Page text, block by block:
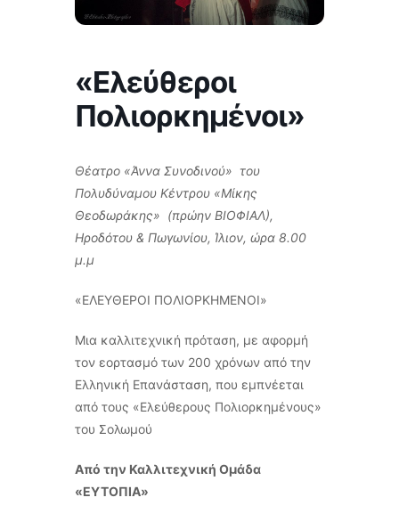
«Ελεύθεροι
Πολιορκημένοι»
Θέατρο «Άννα Συνοδινού» του
Πολυδύναμου Κέντρου «Μίκης
Θεοδωράκης» (πρώην ΒΙΟΦΙΑΛ),
Ηροδότου & Πωγωνίου, Ίλιον, ώρα 8.00
μ.μ
«ΕΛΕΥΘΕΡΟΙ ΠΟΛΙΟΡΚΗΜΕΝΟΙ»
Μια καλλιτεχνική πρόταση, με αφορμή
τον εορτασμό των 200 χρόνων από την
Ελληνική Επανάσταση, που εμπνέεται
από τους «Ελεύθερους Πολιορκημένους»
του Σολωμού
Από την Καλλιτεχνική Ομάδα
«ΕΥΤΟΠΙΑ»